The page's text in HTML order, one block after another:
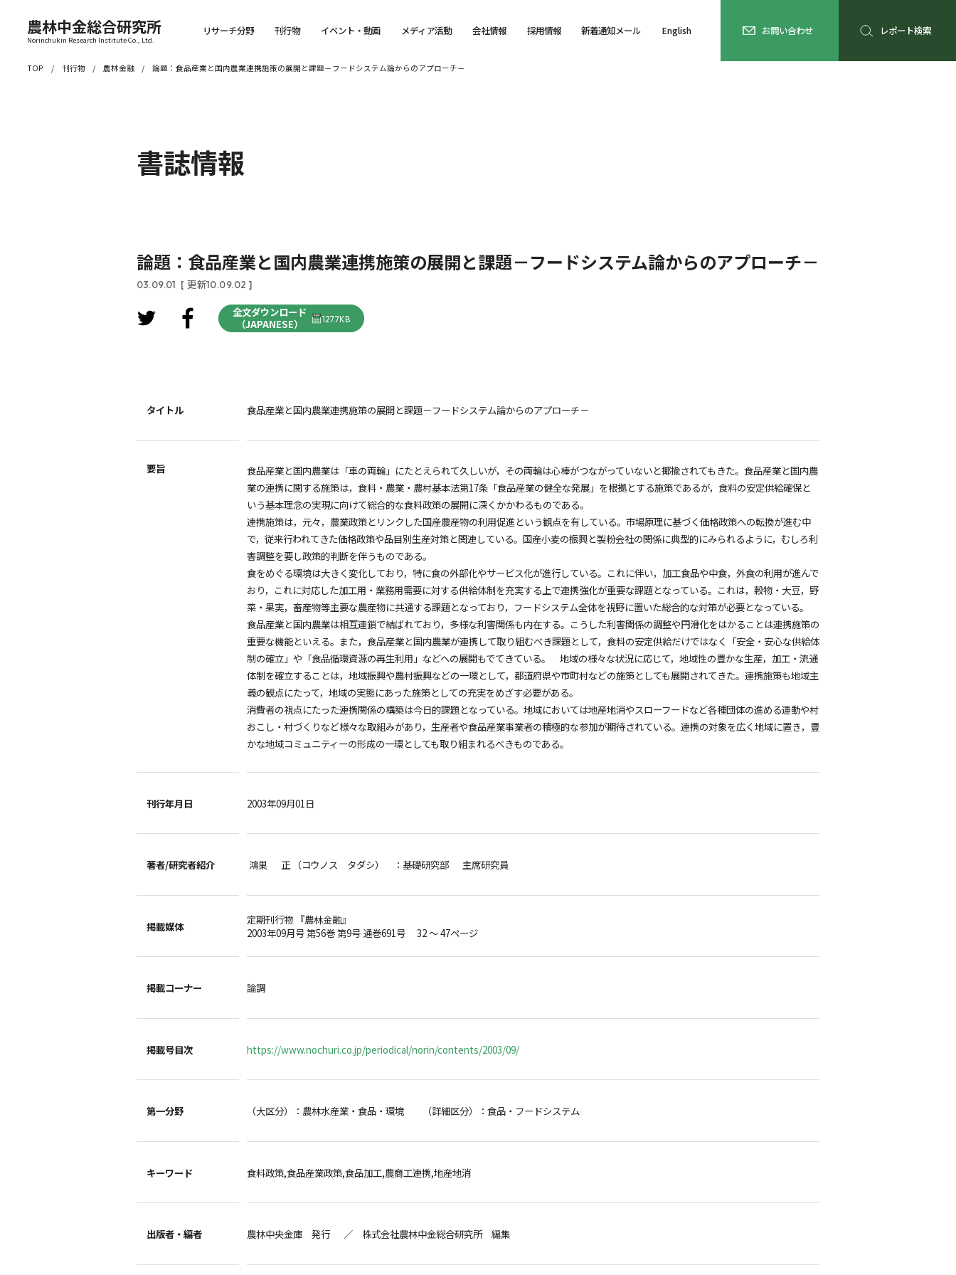
農林中金総合研究所
Norinchukin Research Institute Co., Ltd.
リサーチ分野 刊行物 イベント・動画 メディア活動 会社情報 採用情報 新着通知メール English お問い合わせ レポート検索
TOP 刊行物 農林金融 論題：食品産業と国内農業連携施策の展開と課題－フードシステム論からのアプローチ－
書誌情報
論題：食品産業と国内農業連携施策の展開と課題－フードシステム論からのアプローチ－
03.09.01 [ 更新10.09.02 ]
全文ダウンロード
（JAPANESE）
127.7KB
タイトル 食品産業と国内農業連携施策の展開と課題－フードシステム論からのアプローチ－
要旨
食品産業と国内農業は「車の両輪」にたとえられて久しいが，その両輪は心棒がつながっていないと揶揄されてもきた。食品産業と国内農
業の連携に関する施策は，食料・農業・農村基本法第17条「食品産業の健全な発展」を根拠とする施策であるが，食料の安定供給確保と
いう基本理念の実現に向けて総合的な食料政策の展開に深くかかわるものである。
連携施策は，元々，農業政策とリンクした国産農産物の利用促進という観点を有している。市場原理に基づく価格政策への転換が進む中
で，従来行われてきた価格政策や品目別生産対策と関連している。国産小麦の振興と製粉会社の関係に典型的にみられるように，むしろ利
害調整を要し政策的判断を伴うものである。
食をめぐる環境は大きく変化しており，特に食の外部化やサービス化が進行している。これに伴い，加工食品や中食，外食の利用が進んで
おり，これに対応した加工用・業務用需要に対する供給体制を充実する上で連携強化が重要な課題となっている。これは，穀物・大豆，野
菜・果実，畜産物等主要な農産物に共通する課題となっており，フードシステム全体を視野に置いた総合的な対策が必要となっている。
食品産業と国内農業は相互連鎖で結ばれており，多様な利害関係も内在する。こうした利害関係の調整や円滑化をはかることは連携施策の
重要な機能といえる。また，食品産業と国内農業が連携して取り組むべき課題として，食料の安定供給だけではなく「安全・安心な供給体
制の確立」や「食品循環資源の再生利用」などへの展開もでてきている。 地域の様々な状況に応じて，地域性の豊かな生産，加工・流通
体制を確立することは，地域振興や農村振興などの一環として，都道府県や市町村などの施策としても展開されてきた。連携施策も地域主
義の観点にたって，地域の実態にあった施策としての充実をめざす必要がある。
消費者の視点にたった連携関係の構築は今日的課題となっている。地域においては地産地消やスローフードなど各種団体の進める運動や村
おこし・村づくりなど様々な取組みがあり，生産者や食品産業事業者の積極的な参加が期待されている。連携の対象を広く地域に置き，豊
かな地域コミュニティーの形成の一環としても取り組まれるべきものである。
刊行年月日 2003年09月01日
著者/研究者紹介 鴻巣 正 （コウノス タダシ） ：基礎研究部 主席研究員
掲載媒体
定期刊行物 『農林金融』
2003年09月号 第56巻 第9号 通巻691号 32 ～ 47ページ
掲載コーナー 論調
掲載号目次 https://www.nochuri.co.jp/periodical/norin/contents/2003/09/
第一分野 （大区分）：農林水産業・食品・環境 （詳細区分）：食品・フードシステム
キーワード 食料政策,食品産業政策,食品加工,農商工連携,地産地消
出版者・編者 農林中央金庫 発行 ／ 株式会社農林中金総合研究所 編集